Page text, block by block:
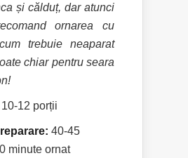
și călduț, dar atunci
ornarea cu
trebuie neaparat
chiar pentru seara
!
10-12 porții
40-45
minute ornat